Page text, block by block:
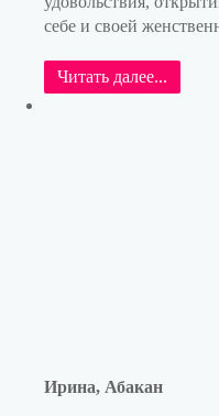
себе и своей
Читать далее...
Ирина, Абакан